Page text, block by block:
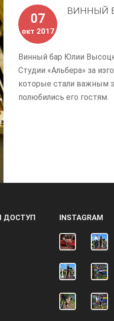
07
окт 2017
ВИННЫЙ
Винный бар Юлии
Студии «Альбера» за
которые стали важным
полюбились его гостям.
ДОСТУП INSTAGRAM